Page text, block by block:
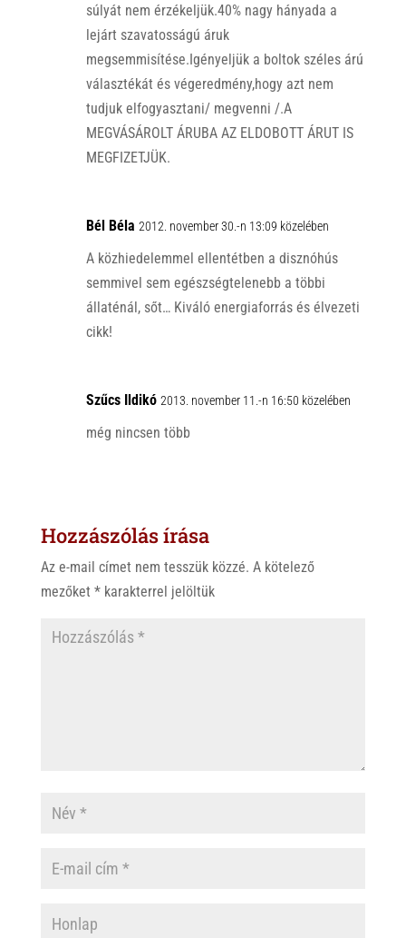
súlyát nem érzékeljük.40% nagy hányada a
lejárt szavatosságú áruk
megsemmisítése.Igényeljük a boltok széles árú
választékát és végeredmény,hogy azt nem
tudjuk elfogyasztani/ megvenni /.A
MEGVÁSÁROLT ÁRUBA AZ ELDOBOTT ÁRUT IS
MEGFIZETJÜK.
Bél Béla 2012. november 30.-n 13:09 közelében
A közhiedelemmel ellentétben a disznóhús
semmivel sem egészségtelenebb a többi
állaténál, sőt… Kiváló energiaforrás és élvezeti
cikk!
Szűcs Ildikó 2013. november 11.-n 16:50 közelében
még nincsen több
Hozzászólás írása
Az e-mail címet nem tesszük közzé. A kötelező
mezőket *karakterrel jelöltük